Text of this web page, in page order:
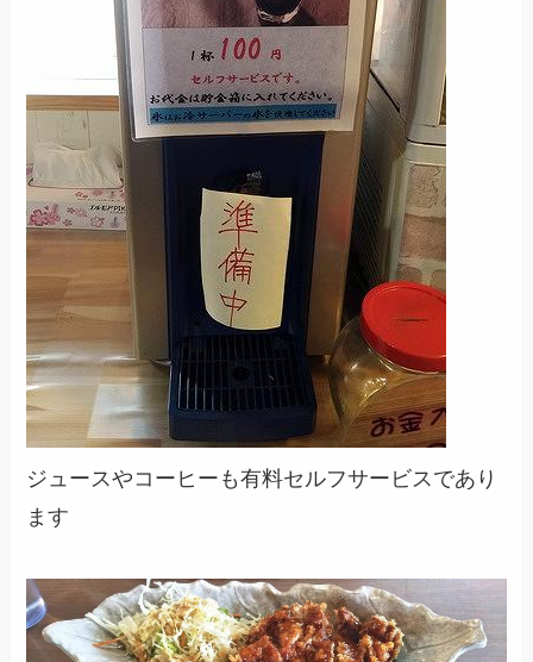
ジュースやコーヒーも有料セルフサービスであり
ます